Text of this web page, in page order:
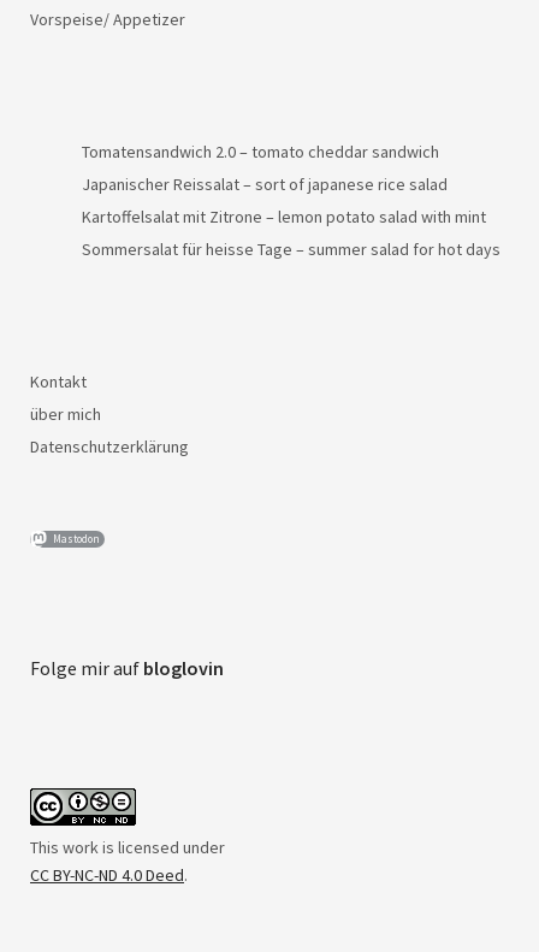
Vorspeise/ Appetizer
Tomatensandwich 2.0 – tomato cheddar sandwich
Japanischer Reissalat – sort of japanese rice salad
Kartoffelsalat mit Zitrone – lemon potato salad with mint
Sommersalat für heisse Tage – summer salad for hot days
Kontakt
über mich
Datenschutzerklärung
Mastodon
Folge mir auf bloglovin
This work is licensed under
CC BY-NC-ND 4.0 Deed.